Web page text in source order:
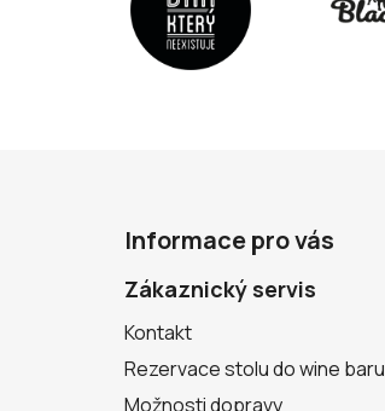
Informace pro vás
Zákaznický servis
Kontakt
Rezervace stolu do wine baru
Možnosti dopravy